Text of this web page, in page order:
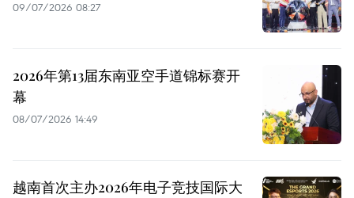
09/07/2026 08:27
2026年第13届东南亚空手道锦标赛开
幕
08/07/2026 14:49
越南首次主办2026年电子竞技国际大